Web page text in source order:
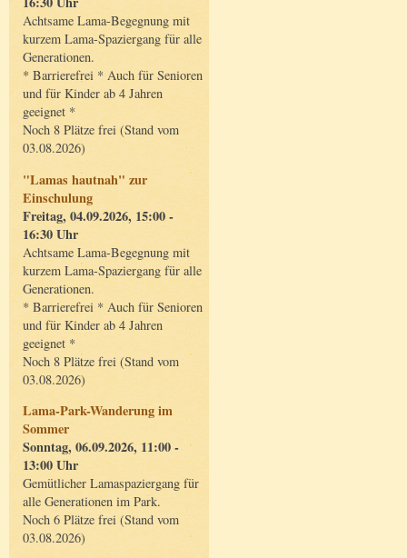
Achtsame Lama-Begegnung mit
kurzem Lama-Spaziergang für alle
Generationen.
* Barrierefrei * Auch für Senioren
und für Kinder ab 4 Jahren
geeignet *
Noch 8 Plätze frei (Stand vom
03.08.2026)
"Lamas hautnah" zur
Einschulung
Freitag, 04.09.2026, 15:00 -
16:30 Uhr
Achtsame Lama-Begegnung mit
kurzem Lama-Spaziergang für alle
Generationen.
* Barrierefrei * Auch für Senioren
und für Kinder ab 4 Jahren
geeignet *
Noch 8 Plätze frei (Stand vom
03.08.2026)
Lama-Park-Wanderung im
Sommer
Sonntag, 06.09.2026, 11:00 -
13:00 Uhr
Gemütlicher Lamaspaziergang für
alle Generationen im Park.
Noch 6 Plätze frei (Stand vom
03.08.2026)